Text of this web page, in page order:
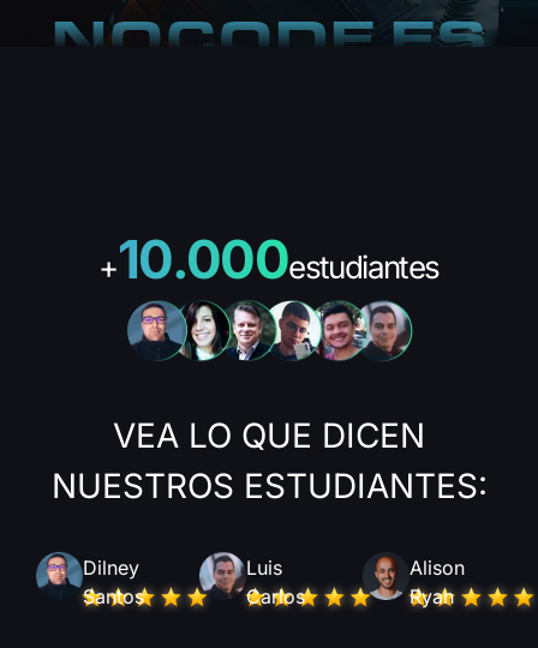
NOCODE ES
+10.000estudiantes
VEA LO QUE DICEN
NUESTROS ESTUDIANTES:
Dilney
Santos
Luis
Carlos
Alison
Ryan